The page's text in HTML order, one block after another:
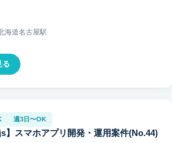
海道名古屋駅
る
週3日〜OK
】スマホアプリ開発・運用案件(No.44)